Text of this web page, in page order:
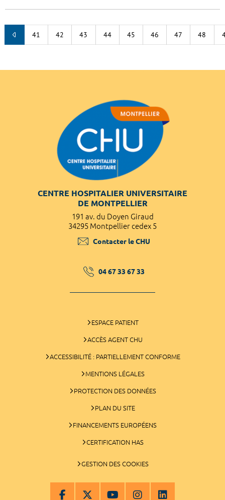
41 42 43 44 45 46 47 48
CENTRE HOSPITALIER UNIVERSITAIRE
DE MONTPELLIER
191 av. du Doyen Giraud
34295 Montpellier cedex 5
Contacter le CHU
04 67 33 67 33
ESPACE PATIENT
ACCÈS AGENT CHU
ACCESSIBILITÉ : PARTIELLEMENT CONFORME
MENTIONS LÉGALES
PROTECTION DES DONNÉES
PLAN DU SITE
FINANCEMENTS EUROPÉENS
CERTIFICATION HAS
GESTION DES COOKIES